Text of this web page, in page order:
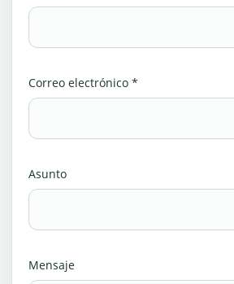
Correo electrónico *
Asunto
Mensaje